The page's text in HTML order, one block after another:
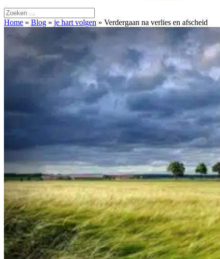
Home » Blog » je hart volgen » Verdergaan na verlies en afscheid